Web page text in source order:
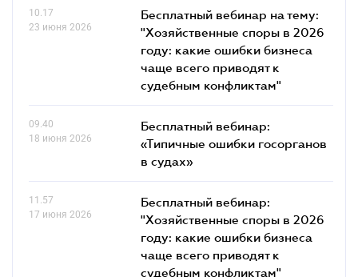
10.17
23 июня 2026
Бесплатный вебинар на тему:
"Хозяйственные споры в 2026
году: какие ошибки бизнеса
чаще всего приводят к
судебным конфликтам"
09.40
18 июня 2026
Бесплатный вебинар:
«Типичные ошибки госорганов
в судах»
11.57
17 июня 2026
Бесплатный вебинар:
"Хозяйственные споры в 2026
году: какие ошибки бизнеса
чаще всего приводят к
судебным конфликтам"